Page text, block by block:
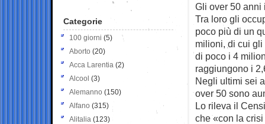
Gli over 50 anni
Tra loro gli
poco più di un
milioni, di cui
di poco i 4
raggiungono i
Negli ultimi sei
over 50 sono
Lo rileva il
che «con la
Categorie
100 giorni (5)
Aborto (20)
Acca Larentia (2)
Alcool (3)
Alemanno (150)
Alfano (315)
Alitalia (123)